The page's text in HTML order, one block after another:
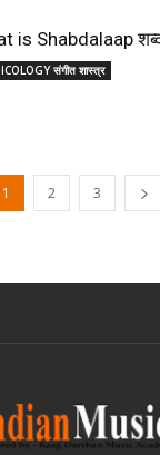
is Shabdalaap
संगीत शास्त्र
1 2 3